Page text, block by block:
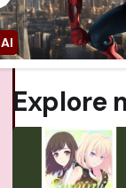
Explore